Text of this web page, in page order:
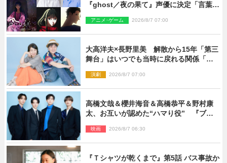
『ghost／夜の果て』声優に決定「言葉に
た」
アニメ･ゲーム 2026/8/7 07:00
大高洋夫×長野里美 解散から15年「第三
舞台」はいつでも当時に戻れる関係「や
演劇 2026/8/7 07:00
高橋文哉＆櫻井海音＆高橋恭平＆野村康
太、お互いが認めた“ハマり役” 『ブル
映画 2026/8/7 06:30
『Ｔシャツが乾くまで』第5話 バス事故か